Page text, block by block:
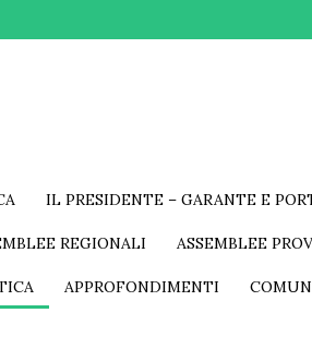
IL PRESIDENTE – GARANTE E
REGIONALI ASSEMBLEE
APPROFONDIMENTI